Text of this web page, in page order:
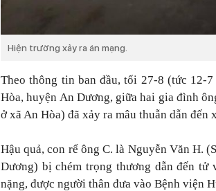
Hiện trường xảy ra án mạng.
Theo thông tin ban đầu, tối 27-8 (tức 12-
Hòa, huyện An Dương, giữa hai gia đình
ở xã An Hòa) đã xảy ra mâu thuẫn dẫn đến
Hậu quả, con rể ông C. là Nguyễn Văn H.
Dương) bị chém trọng thương dẫn đến tử
nặng, được người thân đưa vào Bệnh viện